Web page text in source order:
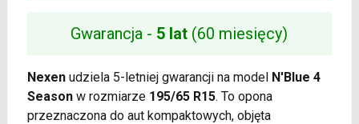
Gwarancja - 5 lat (60 miesięcy)
Nexenudziela 5-letniej gwarancji na model N'Blue 4
Seasonw rozmiarze 195/65 R15. To opona
przeznaczona do aut kompaktowych, objęta